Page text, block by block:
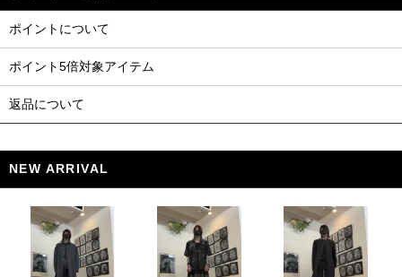
ポイントについて
ポイント5倍対象アイテム
返品について
NEW ARRIVAL